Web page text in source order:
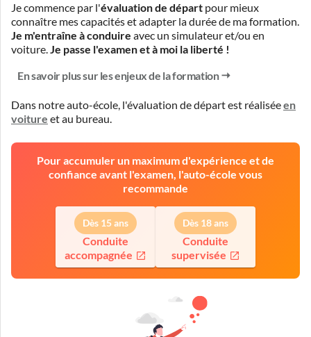
Je commence par l'évaluation de départ pour mieux
connaître mes capacités et adapter la durée de ma formation.
Je m'entraîne à conduire avec un simulateur et/ou en
voiture. Je passe l'examen et à moi la liberté !
En savoir plus sur les enjeux de la formation
Dans notre auto-école, l'évaluation de départ est réaliséeen
voiture etau bureau
Pour accumuler un maximum d'expérience et de
confiance avant l'examen, l'auto-école vous
recommande
Dès 15 ans
Conduite
accompagnée
Dès 18 ans
Conduite
supervisée